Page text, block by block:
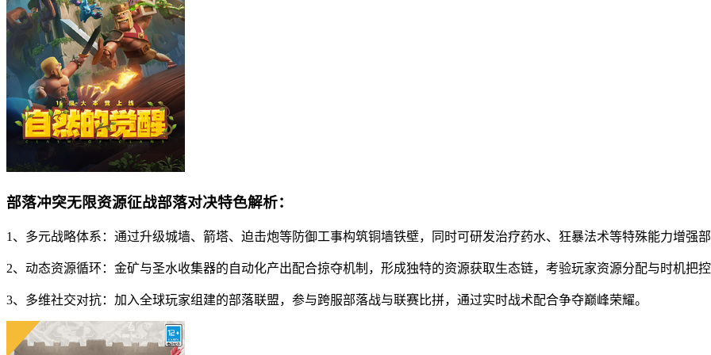
部落冲突无限资源征战部落对决特色解析：
1、多元战略体系：通过升级城墙、箭塔、迫击炮等防御工事构筑铜墙铁壁，同时可研发治疗药水、狂暴法术等特殊能力增强部
2、动态资源循环：金矿与圣水收集器的自动化产出配合掠夺机制，形成独特的资源获取生态链，考验玩家资源分配与时机把控
3、多维社交对抗：加入全球玩家组建的部落联盟，参与跨服部落战与联赛比拼，通过实时战术配合争夺巅峰荣耀。